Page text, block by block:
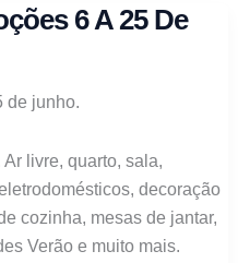
6 A 25 De
de junho.
livre, quarto, sala,
decoração
cozinha, mesas de jantar,
Verão e muito mais.